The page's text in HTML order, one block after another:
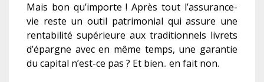
Mais bon qu’importe ! Après tout l’assurance-
vie reste un outil patrimonial qui assure une
rentabilité supérieure aux traditionnels livrets
d’épargne avec en même temps, une garantie
du capital n’est-ce pas ? Et bien.. en fait non.